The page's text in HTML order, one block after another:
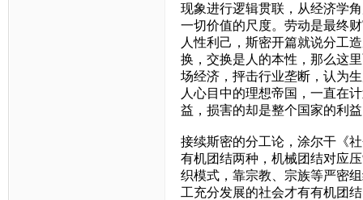
现象进行逻辑贯联，从经济学
一切价值的尺度。劳动是最终
人性利己，斯密开篇就说分工
换，交换是人的本性，那么这
场经济，抨击行业垄断，认为
人心目中的理想帝国，一直在
益，损害的却是整个国家的利
接续斯密的分工论，涂尔干《
有机团结两种，机械团结对应
织模式，靠宗教、宗族等严密
工充分发展的社会才有有机团